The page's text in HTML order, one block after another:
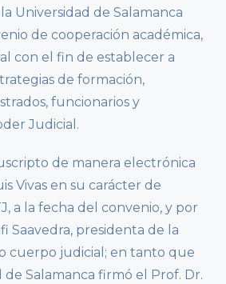
Universidad de Salamanca
de cooperación académica,
con el fin de establecer a
de formación,
funcionarios y
Judicial.
de manera electrónica
Vivas en su carácter de
a la fecha del convenio, y por
Saavedra, presidenta de la
cuerpo judicial; en tanto que
de Salamanca firmó el Prof. Dr.